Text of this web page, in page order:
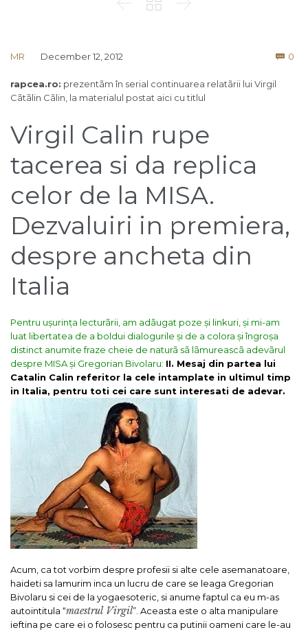
MR December 12, 2012  0
rapcea.ro: prezentãm în serial continuarea relatãrii lui Virgil
Cãtãlin Cãlin, la materialul postat aici cu titlul
Virgil Calin rupe
tacerea si da replica
celor de la MISA.
Dezvaluiri in premiera,
despre ancheta din
Italia
Pentru ușurința lecturãrii, am adãugat poze și linkuri, și mi-am
luat libertatea de a boldui dialogurile și de a colora și îngroșa
distinct anumite fraze cheie de naturã sã lãmureascã adevãrul
despre MISA și Gregorian Bivolaru: II. Mesaj din partea lui
Catalin Calin referitor la cele intamplate in ultimul timp
in Italia, pentru toti cei care sunt interesati de adevar.
Acum, ca tot vorbim despre profesii si alte cele asemanatoare,
haideti sa lamurim inca un lucru de care se leaga Gregorian
Bivolaru si cei de la yogaesoteric, si anume faptul ca eu m-as
autointitula “maestrul Virgil”. Aceasta este o alta manipulare
ieftina pe care ei o folosesc pentru ca putinii oameni care le-au